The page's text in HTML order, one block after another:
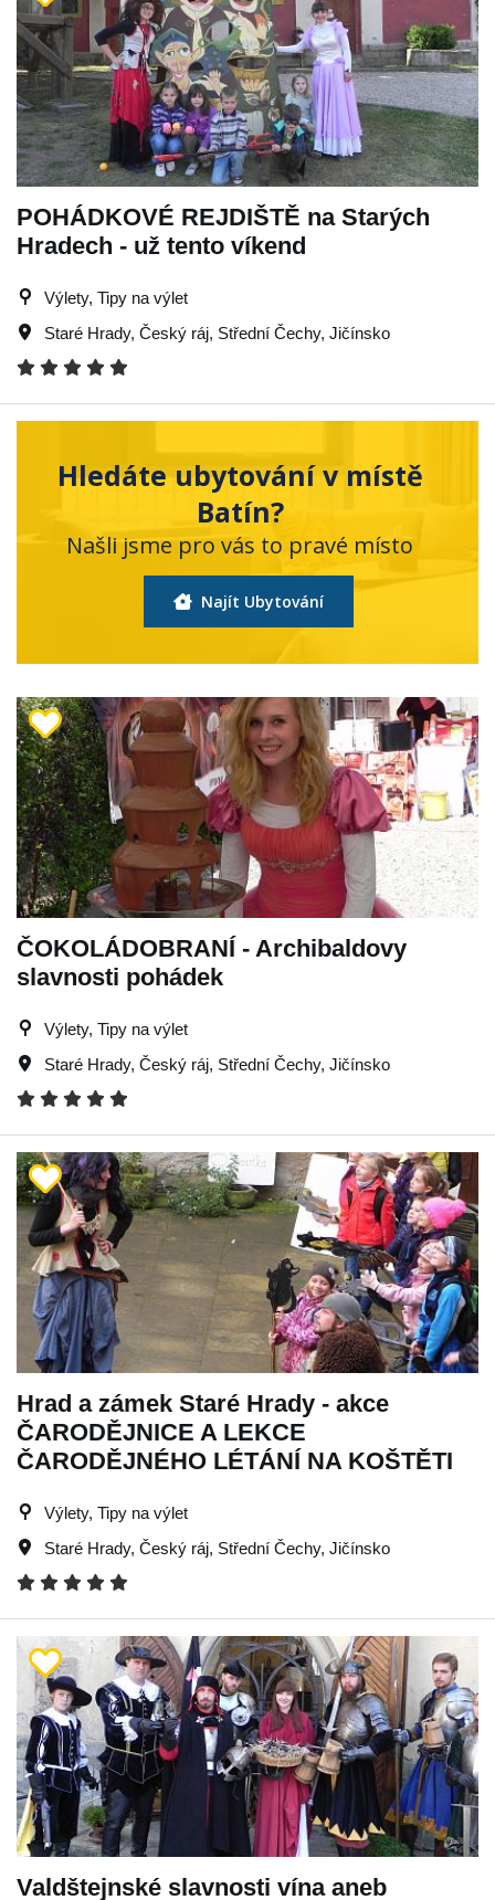
POHÁDKOVÉ REJDIŠTĚ na Starých
Hradech - už tento víkend
Výlety, Tipy na výlet
Staré Hrady, Český ráj, Střední Čechy, Jičínsko
Hledáte ubytování v místě
Batín?
Našli jsme pro vás to pravé místo
Najít Ubytování
ČOKOLÁDOBRANÍ - Archibaldovy
slavnosti pohádek
Výlety, Tipy na výlet
Staré Hrady, Český ráj, Střední Čechy, Jičínsko
Hrad a zámek Staré Hrady - akce
ČARODĚJNICE A LEKCE
ČARODĚJNÉHO LÉTÁNÍ NA KOŠTĚTI
Výlety, Tipy na výlet
Staré Hrady, Český ráj, Střední Čechy, Jičínsko
Valdštejnské slavnosti vína aneb